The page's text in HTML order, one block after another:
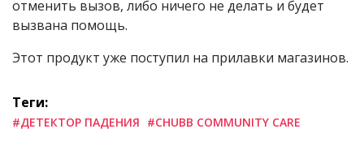
отменить вызов, либо ничего не делать и будет
вызвана помощь.
Этот продукт уже поступил на прилавки магазинов.
Теги:
#ДЕТЕКТОР ПАДЕНИЯ #CHUBB COMMUNITY CARE